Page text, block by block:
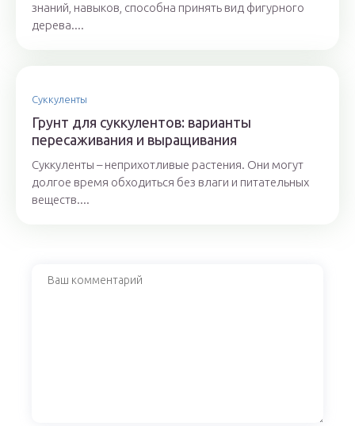
знаний, навыков, способна принять вид фигурного
дерева....
Суккуленты
Грунт для суккулентов: варианты
пересаживания и выращивания
Суккуленты – неприхотливые растения. Они могут
долгое время обходиться без влаги и питательных
веществ....